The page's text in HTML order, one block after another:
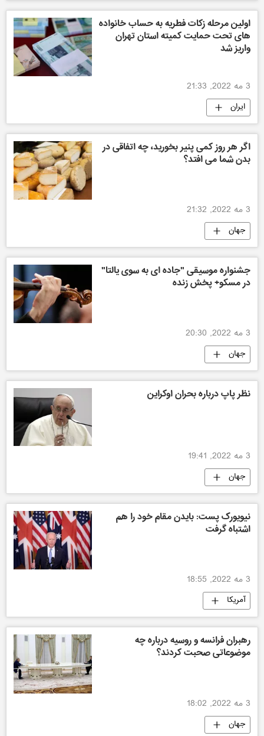
اولین مرحله زکات فطریه به حساب خانواده
های تحت حمایت کمیته استان تهران
واریز شد
3 مه 2022, 21:33
ایران
اگر هر روز کمی پنیر بخورید، چه اتفاقی در
بدن شما می افتد؟
3 مه 2022, 21:32
جهان
جشنواره موسیقی "جاده ای به سوی یالتا"
در مسکو+ پخش زنده
3 مه 2022, 20:30
جهان
نظر پاپ درباره بحران اوکراین
3 مه 2022, 19:41
جهان
نیویورک پست: بایدن مقام خود را هم
اشتباه گرفت
3 مه 2022, 18:55
آمریکا
رهبران فرانسه و روسیه درباره چه
موضوعاتی صحبت کردند؟
3 مه 2022, 18:02
جهان